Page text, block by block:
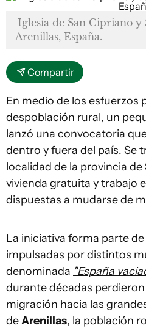
Iglesia de San Cipriano y
Arenillas, España.
Compartir
En medio de los esfuerzos
despoblación rural, un
lanzó una convocatoria
dentro y fuera del país. Se
localidad de la provincia de
vivienda gratuita y trabajo
dispuestas a mudarse de
La iniciativa forma parte
impulsadas por distintos
denominada "España
durante décadas
migración hacia las
deArenillas, la población